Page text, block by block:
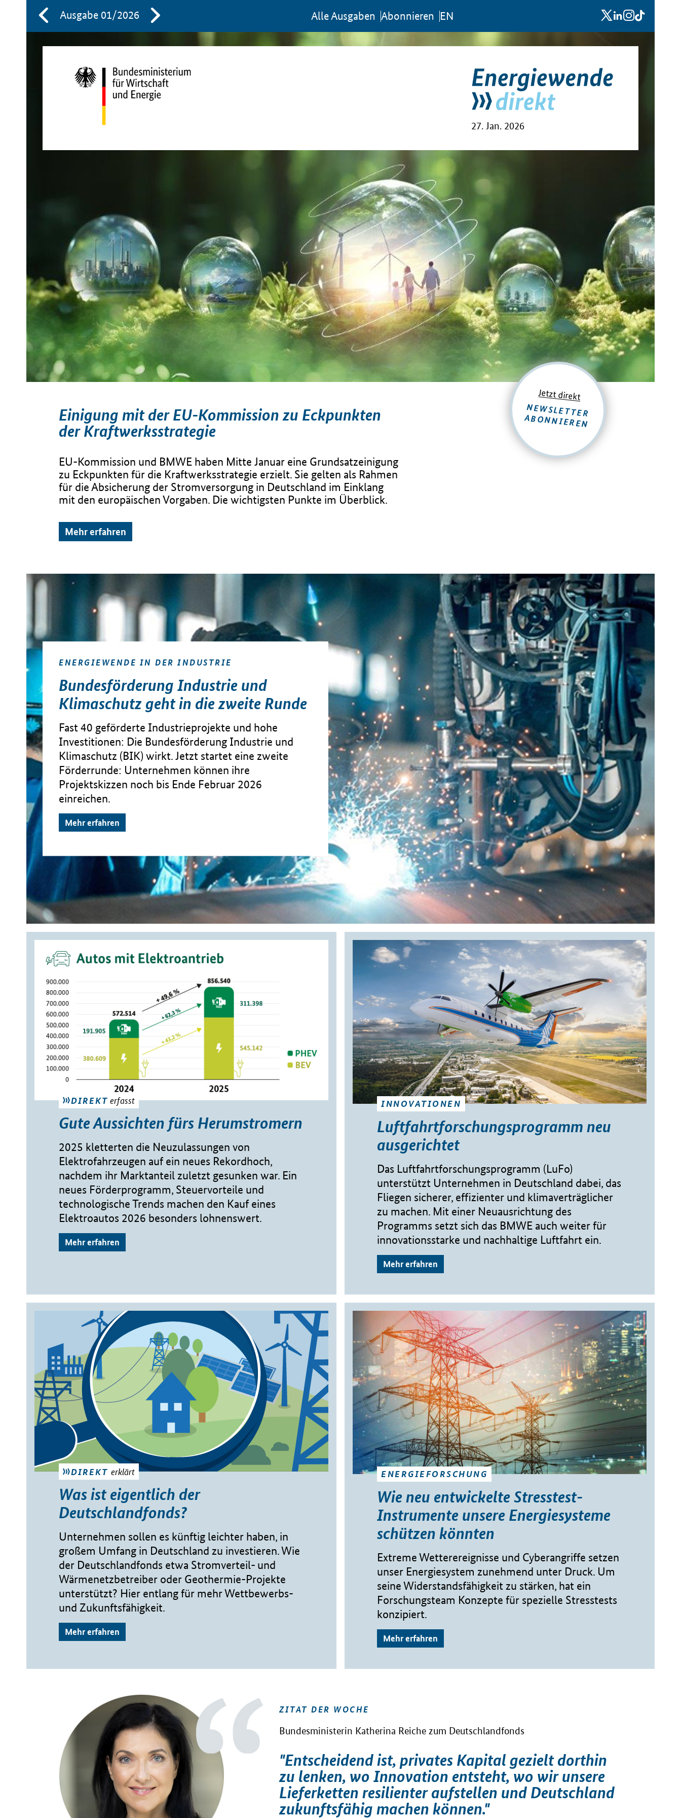
Ausgabe 01/2026 Al­le Aus­ga­ben Abon­nie­ren EN x linkedin
instagram
27. Jan. 2026
Einigung mit der EU-Kommission zu Eckpunkten
der Kraftwerksstrategie
EU-Kommission und BMWE haben Mitte Januar eine Grundsatzeinigung
zu Eckpunkten für die Kraftwerksstrategie erzielt. Sie gelten als Rahmen
für die Absicherung der Stromversorgung in Deutschland im Einklang
mit den europäischen Vorgaben. Die wichtigsten Punkte im Überblick.
Mehr erfahren
Jetzt direkt
NEWSLETTER
ABONNIEREN
ENERGIEWENDE IN DER INDUSTRIE
Bundesförderung Industrie und
Klimaschutz geht in die zweite Runde
Fast 40 geförderte Industrieprojekte und hohe
Investitionen: Die Bundesförderung Industrie und
Klimaschutz (BIK) wirkt. Jetzt startet eine zweite
Förderrunde: Unternehmen können ihre
Projektskizzen noch bis Ende Februar 2026
einreichen.
Mehr erfahren
DIREKT erfasst
Gute Aussichten fürs Herumstromern
2025 kletterten die Neuzulassungen von
Elektrofahrzeugen auf ein neues Rekordhoch,
nachdem ihr Marktanteil zuletzt gesunken war. Ein
neues Förderprogramm, Steuervorteile und
technologische Trends machen den Kauf eines
Elektroautos 2026 besonders lohnenswert.
Mehr erfahren
INNOVATIONEN
Luftfahrtforschungsprogramm neu
ausgerichtet
Das Luftfahrtforschungsprogramm (LuFo)
unterstützt Unternehmen in Deutschland dabei, das
Fliegen sicherer, effizienter und klimaverträglicher
zu machen. Mit einer Neuausrichtung des
Programms setzt sich das BMWE auch weiter für
innovationsstarke und nachhaltige Luftfahrt ein.
Mehr erfahren
DIREKT erklärt
Was ist eigentlich der
Deutschlandfonds?
Unternehmen sollen es künftig leichter haben, in
großem Umfang in Deutschland zu investieren. Wie
der Deutschlandfonds etwa Stromverteil- und
Wärmenetzbetreiber oder Geothermie-Projekte
unterstützt? Hier entlang für mehr Wettbewerbs-
und Zukunftsfähigkeit.
Mehr erfahren
ENERGIEFORSCHUNG
Wie neu entwickelte Stresstest-
Instrumente unsere Energiesysteme
schützen könnten
Extreme Wetterereignisse und Cyberangriffe setzen
unser Energiesystem zunehmend unter Druck. Um
seine Widerstandsfähigkeit zu stärken, hat ein
Forschungsteam Konzepte für spezielle Stresstests
konzipiert.
Mehr erfahren
ZITAT DER WOCHE
Bundesministerin Katherina Reiche zum Deutschlandfonds
"Entscheidend ist, privates Kapital gezielt dorthin
zu lenken, wo Innovation entsteht, wo wir unsere
Lieferketten resilienter aufstellen und Deutschland
zukunftsfähig machen können."